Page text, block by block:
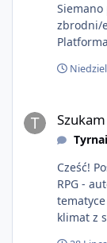
zbrodni/
Cześć! Poszukuję osób do współtworzenia TRUCK
RPG -
klimat z